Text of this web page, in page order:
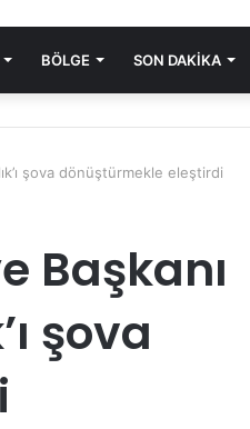
BÖLGE SON DAKIKA
şova dönüştürmekle eleştirdi
Başkanı
şova